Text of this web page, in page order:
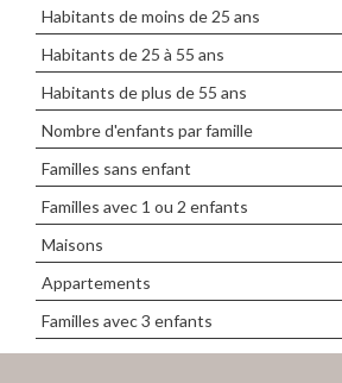
Habitants de moins de 25 ans
Habitants de 25 à 55 ans
Habitants de plus de 55 ans
Nombre d'enfants par famille
Familles sans enfant
Familles avec 1 ou 2 enfants
Maisons
Appartements
Familles avec 3 enfants